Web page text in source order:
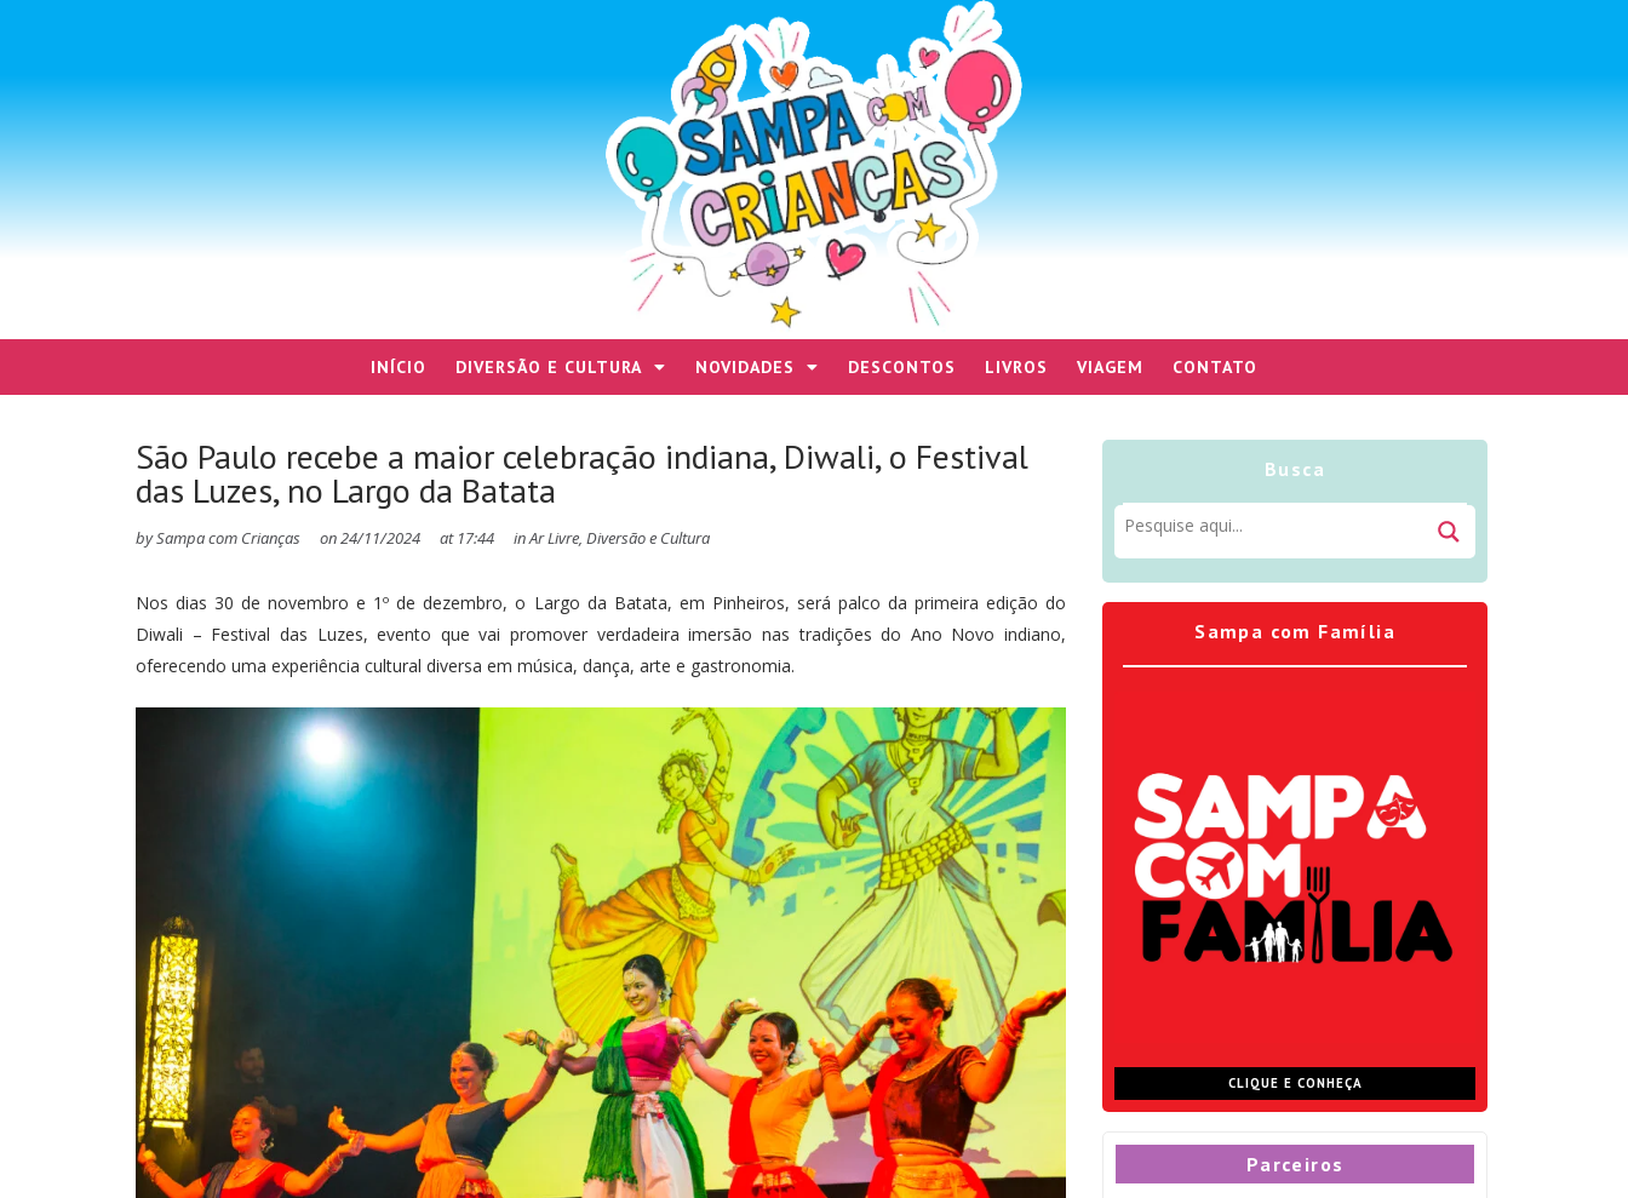
INÍCIO DIVERSÃO E CULTURA NOVIDADES DESCONTOS LIVROS VIAGEM CONTATO
São Paulo recebe a maior celebração indiana, Diwali, o Festival
das Luzes, no Largo da Batata
bySampa com Crianças on24/11/2024 at 17:44 inAr Livre, Diversão e Cultura
Nos dias 30 de novembro e 1º de dezembro, o Largo da Batata, em Pinheiros, será palco da primeira edição do
Diwali – Festival das Luzes, evento que vai promover verdadeira imersão nas tradições do Ano Novo indiano,
oferecendo uma experiência cultural diversa em música, dança, arte e gastronomia.
Busca
Sampa com Família
CLIQUE E CONHEÇA
Parceiros